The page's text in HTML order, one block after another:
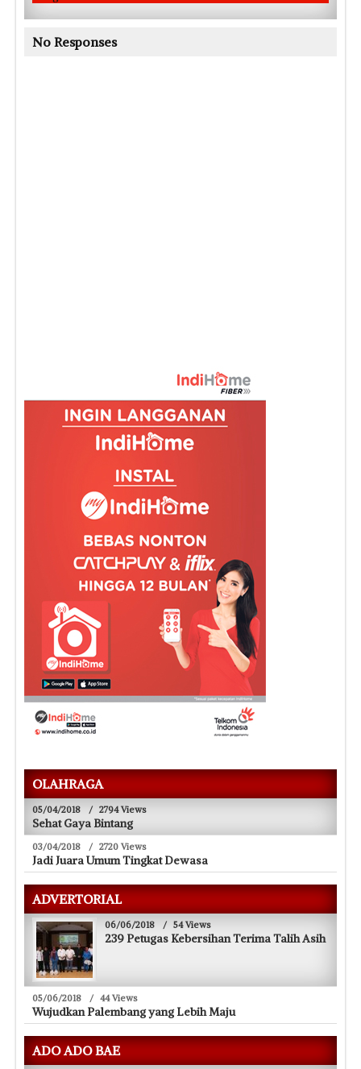
No Responses
OLAHRAGA
05/04/2018 / 2794 Views
Sehat Gaya Bintang
03/04/2018 / 2720 Views
Jadi Juara Umum Tingkat Dewasa
ADVERTORIAL
06/06/2018 / 54 Views
239 Petugas Kebersihan Terima Talih Asih
05/06/2018 / 44 Views
Wujudkan Palembang yang Lebih Maju
ADO ADO BAE